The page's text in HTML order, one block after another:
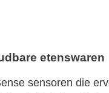
etenswaren
sensoren die